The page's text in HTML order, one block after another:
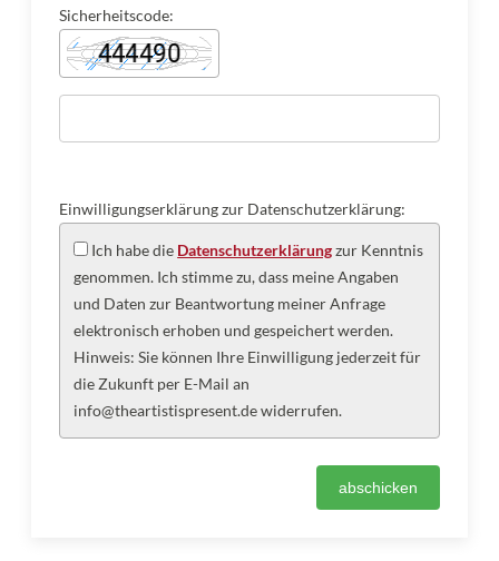
Sicherheitscode:
Einwilligungserklärung zur Datenschutzerklärung:
Ich habe die Datenschutzerklärungzur Kenntnis
genommen. Ich stimme zu, dass meine Angaben
und Daten zur Beantwortung meiner Anfrage
elektronisch erhoben und gespeichert werden.
Hinweis: Sie können Ihre Einwilligung jederzeit für
die Zukunft per E-Mail an
info@theartistispresent.de widerrufen.